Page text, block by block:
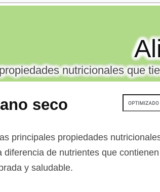
seco
nutricionales que
principales propiedades
de nutrientes que
y saludable.